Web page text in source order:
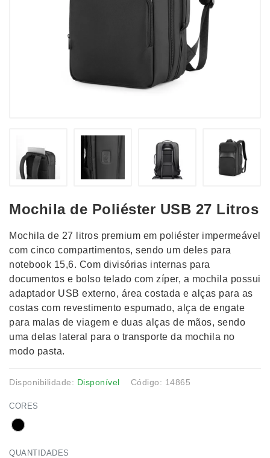
Mochila de Poliéster USB 27 Litros
Mochila de 27 litros premium em poliéster impermeável
com cinco compartimentos, sendo um deles para
notebook 15,6. Com divisórias internas para
documentos e bolso telado com zíper, a mochila possui
adaptador USB externo, área costada e alças para as
costas com revestimento espumado, alça de engate
para malas de viagem e duas alças de mãos, sendo
uma delas lateral para o transporte da mochila no
modo pasta.
Disponibilidade: Disponível Código: 14865
CORES
QUANTIDADES